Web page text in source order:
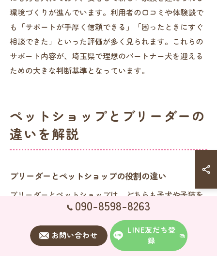
環境づくりが進んでいます。利用者の口コミや体験談で
も「サポートが手厚く信頼できる」「困ったときにすぐ
相談できた」といった評価が多く見られます。これらの
サポート内容が、埼玉県で理想のパートナー犬を迎える
ための大きな判断基準となっています。
ペットショップとブリーダーの
違いを解説
ブリーダーとペットショップの役割の違い
ブリーダーとペットショップは、どちらも子犬や子猫を
新しい家族へ送り出す役割を担っていますが、そのアプ
ローチや責任範囲には大きな違いがあります。ブリーダ
ーは犬種ごとの特性や健康状態を深く理解し、愛情を持
って育成・管理することが特徴です。
090-8598-8263
お問い合わせ
LINE友だち登
録